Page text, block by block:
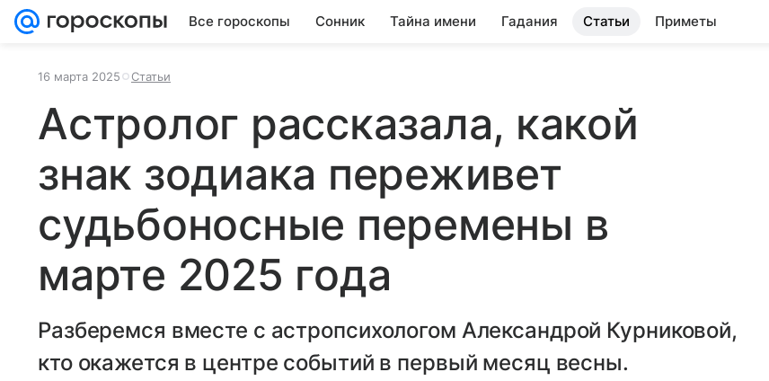
Все гороскопы Сонник Тайна имени Гадания Статьи Приметы
16 марта 2025 Статьи
Астролог рассказала, какой
знак зодиака переживет
судьбоносные перемены в
марте 2025 года
Разберемся вместе с астропсихологом Александрой Курниковой,
кто окажется в центре событий в первый месяц весны.